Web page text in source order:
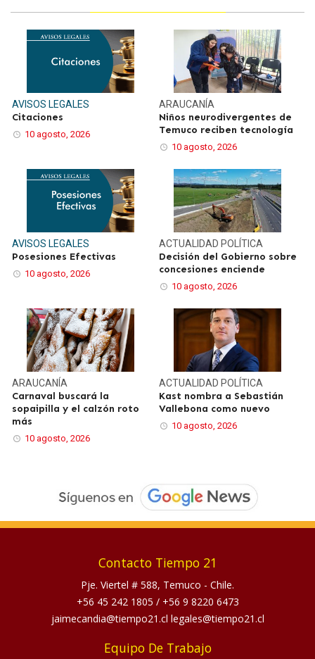
AVISOS LEGALES
Citaciones
10 agosto, 2026
ARAUCANÍA
Niños neurodivergentes de
Temuco reciben tecnología
10 agosto, 2026
AVISOS LEGALES
Posesiones Efectivas
10 agosto, 2026
ACTUALIDAD POLÍTICA
Decisión del Gobierno sobre
concesiones enciende
10 agosto, 2026
ARAUCANÍA
Carnaval buscará la
sopaipilla y el calzón roto
más
10 agosto, 2026
ACTUALIDAD POLÍTICA
Kast nombra a Sebastián
Vallebona como nuevo
10 agosto, 2026
Contacto Tiempo 21
Pje. Viertel # 588, Temuco - Chile.
+56 45 242 1805 / +56 9 8220 6473
jaimecandia@tiempo21.cl legales@tiempo21.cl
Equipo De Trabajo